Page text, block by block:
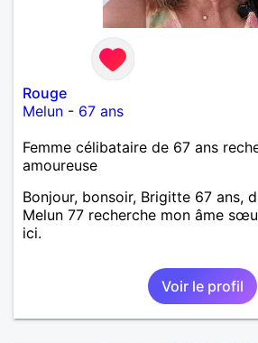
Rouge
Melun - 67 ans
Femme célibataire de 67 ans
amoureuse
Bonjour, bonsoir, Brigitte 67 ans,
Melun 77 recherche mon âme
ici.
Voir le profil